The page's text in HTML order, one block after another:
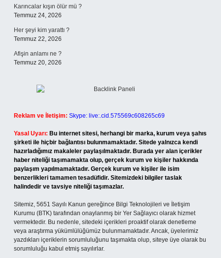
Karıncalar kışın ölür mü ?
Temmuz 24, 2026
Her şeyi kim yarattı ?
Temmuz 22, 2026
Afişin anlamı ne ?
Temmuz 20, 2026
Reklam ve İletişim: Skype: live:.cid.575569c608265c69
Yasal Uyarı: Bu internet sitesi, herhangi bir marka, kurum veya şahıs
şirketi ile hiçbir bağlantısı bulunmamaktadır. Sitede yalnızca kendi
hazırladığımız makaleler paylaşılmaktadır. Burada yer alan içerikler
haber niteliği taşımamakta olup, gerçek kurum ve kişiler hakkında
paylaşım yapılmamaktadır. Gerçek kurum ve kişiler ile isim
benzerlikleri tamamen tesadüfidir. Sitemizdeki bilgiler taslak
halindedir ve tavsiye niteliği taşımazlar.
Sitemiz, 5651 Sayılı Kanun gereğince Bilgi Teknolojileri ve İletişim
Kurumu (BTK) tarafından onaylanmış bir Yer Sağlayıcı olarak hizmet
vermektedir. Bu nedenle, sitedeki içerikleri proaktif olarak denetleme
veya araştırma yükümlülüğümüz bulunmamaktadır. Ancak, üyelerimiz
yazdıkları içeriklerin sorumluluğunu taşımakta olup, siteye üye olarak bu
sorumluluğu kabul etmiş sayılırlar.